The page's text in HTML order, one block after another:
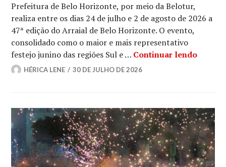
Prefeitura de Belo Horizonte, por meio da Belotur,
realiza entre os dias 24 de julho e 2 de agosto de 2026 a
47ª edição do Arraial de Belo Horizonte. O evento,
consolidado como o maior e mais representativo
festejo junino das regiões Sul e … Continuar lendoArraial
HÉRICA LENE 30 DE JULHO DE 2026